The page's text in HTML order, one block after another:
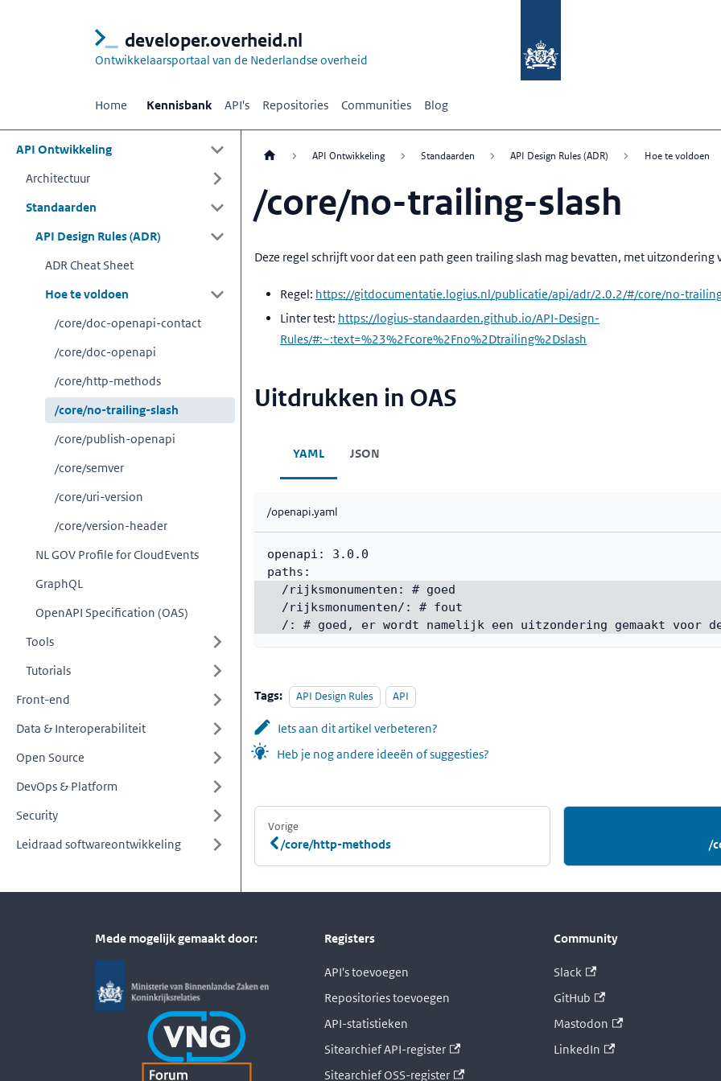
developer.overheid.nl
Ontwikkelaarsportaal van de Nederlandse overheid
Home Kennisbank API's Repositories Communities Blog
API Ontwikkeling
Architectuur
Standaarden
API Design Rules (ADR)
ADR Cheat Sheet
Hoe te voldoen
/core/doc-openapi-contact
/core/doc-openapi
/core/http-methods
/core/no-trailing-slash
/core/publish-openapi
/core/semver
/core/uri-version
/core/version-header
NL GOV Profile for CloudEvents
GraphQL
OpenAPI Specification (OAS)
Tools
Tutorials
Front-end
Data & Interoperabiliteit
Open Source
DevOps & Platform
Security
Leidraad softwareontwikkeling
API Ontwikkeling Standaarden API Design Rules (ADR) Hoe te voldoen
/core/no-trailing-slash
Deze regel schrijft voor dat een path geen trailing slash mag bevatten, met uitzondering
Regel: https://gitdocumentatie.logius.nl/publicatie/api/adr/2.0.2/#/core/no-
Linter test: https://logius-standaarden.github.io/API-Design-
Rules/#:~:text=%23%2Fcore%2Fno%2Dtrailing%2Dslash
Uitdrukken in OAS
YAML JSON
/openapi.yaml
openapi :
3.0.0
paths :
/rijksmonumenten :
# goed
/rijksmonumenten/ :
# fout
/ : # goed, er wordt namelijk een uitzondering gemaakt voor
Tags: API Design Rules API
Iets aan dit artikel verbeteren?
Heb je nog andere ideeën of suggesties?
Vorige
/core/http-methods /
Mede mogelijk gemaakt door: Registers
API's toevoegen
Repositories toevoegen
API-statistieken
Sitearchief API-register
Sitearchief OSS-register
Community
Slack
GitHub
Mastodon
LinkedIn